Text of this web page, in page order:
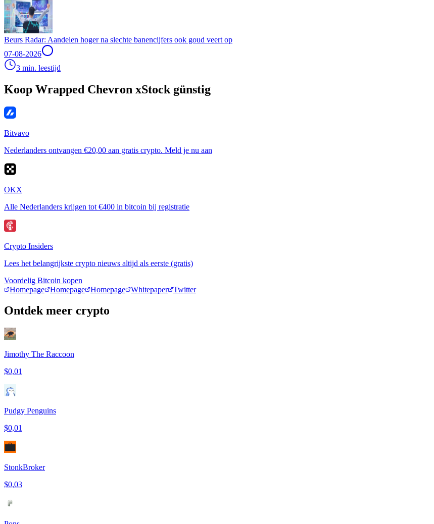
Beurs Radar: Aandelen hoger na slechte banencijfers ook goud veert op
07-08-2026
3 min. leestijd
Koop Wrapped Chevron xStock günstig
Bitvavo
Nederlanders ontvangen €20,00 aan gratis crypto. Meld je nu aan
OKX
Alle Nederlanders krijgen tot €400 in bitcoin bij registratie
Crypto Insiders
Lees het belangrijkste crypto nieuws altijd als eerste (gratis)
Voordelig Bitcoin kopen
Homepage
Homepage Homepage Whitepaper Twitter
Ontdek meer crypto
Jimothy The Raccoon
$0,01
Pudgy Penguins
$0,01
StonkBroker
$0,03